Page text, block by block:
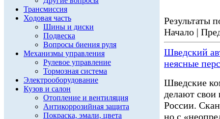
Трансмиссия
Ходовая часть
Шины и диски
Подвеска
Вопросы биения руля
Механизмы управления
Рулевое управление
Тормозная система
Электрооборудование
Кузов и салон
Отопление и вентиляция
Антикоррозийная защита
Покраска, эмали, цвета
Результаты
Начало |
Шведский
неясные
Шведские
делают свои
России.
но с